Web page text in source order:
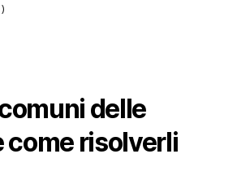
delle
come risolverli